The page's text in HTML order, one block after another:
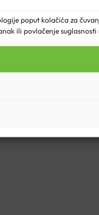
poput kolačića za
ili povlačenje